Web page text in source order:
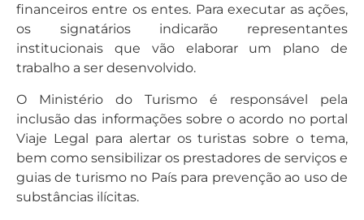
financeiros entre os entes. Para executar as ações,
os signatários indicarão representantes
institucionais que vão elaborar um plano de
trabalho a ser desenvolvido.
O Ministério do Turismo é responsável pela
inclusão das informações sobre o acordo no portal
Viaje Legal para alertar os turistas sobre o tema,
bem como sensibilizar os prestadores de serviços e
guias de turismo no País para prevenção ao uso de
substâncias ilícitas.